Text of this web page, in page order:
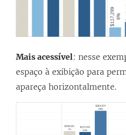
Mais acessível: nesse
espaço à exibição para
apareça horizontalmente.